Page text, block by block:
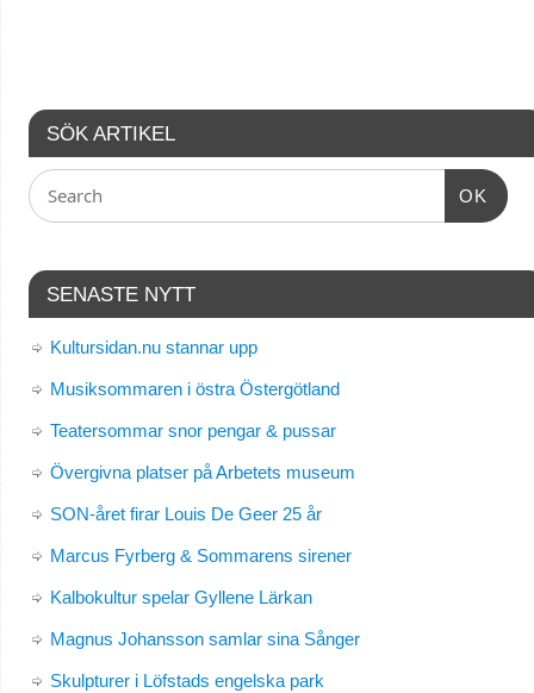
SÖK ARTIKEL
OK
SENASTE NYTT
Kultursidan.nu stannar upp
Musiksommaren i östra Östergötland
Teatersommar snor pengar & pussar
Övergivna platser på Arbetets museum
SON-året firar Louis De Geer 25 år
Marcus Fyrberg & Sommarens sirener
Kalbokultur spelar Gyllene Lärkan
Magnus Johansson samlar sina Sånger
Skulpturer i Löfstads engelska park